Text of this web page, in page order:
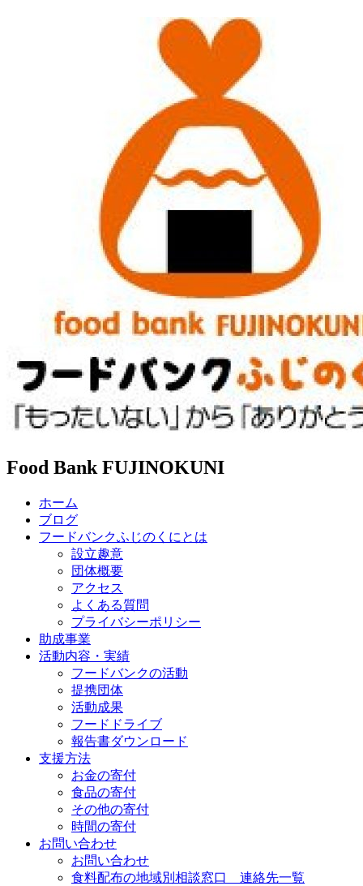
Food Bank FUJINOKUNI
ホーム
ブログ
フードバンクふじのくにとは
設立趣意
団体概要
アクセス
よくある質問
プライバシーポリシー
助成事業
活動内容・実績
フードバンクの活動
提携団体
活動成果
フードドライブ
報告書ダウンロード
支援方法
お金の寄付
食品の寄付
その他の寄付
時間の寄付
お問い合わせ
お問い合わせ
食料配布の地域別相談窓口 連絡先一覧